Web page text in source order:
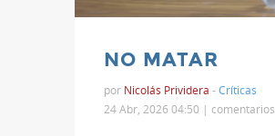
NO MATAR
por Nicolás Prividera -Críticas
24 Abr, 2026 04:50 | comentarios